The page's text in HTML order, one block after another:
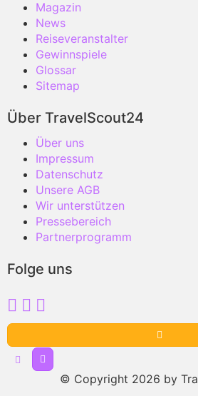
Magazin
News
Reiseveranstalter
Gewinnspiele
Glossar
Sitemap
Über TravelScout24
Über uns
Impressum
Datenschutz
Unsere AGB
Wir unterstützen
Pressebereich
Partnerprogramm
Folge uns
© Copyright 2026 by